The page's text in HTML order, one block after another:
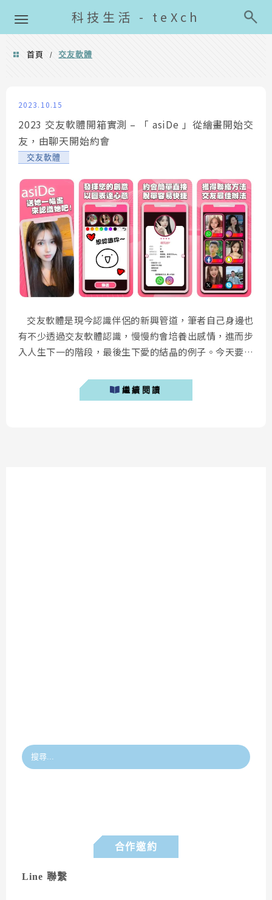
科技生活 - teXch
首頁 / 交友軟體
2023.10.15
2023 交友軟體開箱實測 – 「 asiDe 」從繪畫開始交
友，由聊天開始約會
交友軟體
交友軟體是現今認識伴侶的新興管道，筆者自己身邊也
有不少透過交友軟體認識，慢慢約會培養出感情，進而步
入人生下一的階段，最後生下愛的結晶的例子。今天要介
圖案開始交異性朋友，並且透過聊天互相瞭解彼此。究竟
這款網友非常推薦的交友軟體「 asiDe 」有哪些使用感
繼續閱讀
合作邀約
Line 聯繫